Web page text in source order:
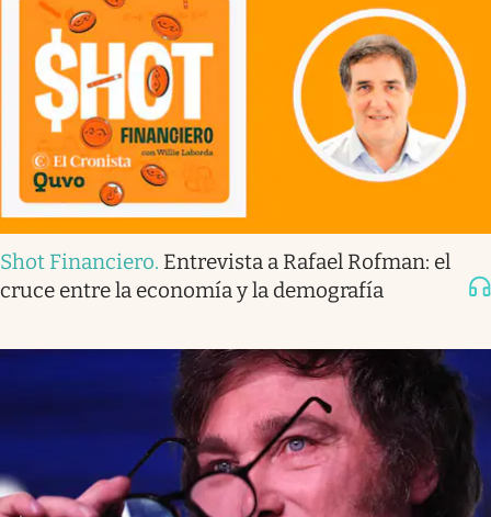
Shot Financiero. Entrevista a Rafael Rofman: el
cruce entre la economía y la demografía